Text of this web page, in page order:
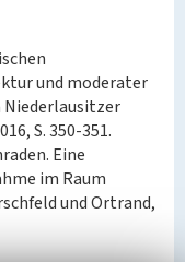
und moderater
Niederlausitzer
S. 350-351.
Eine
im Raum
und Ortrand,